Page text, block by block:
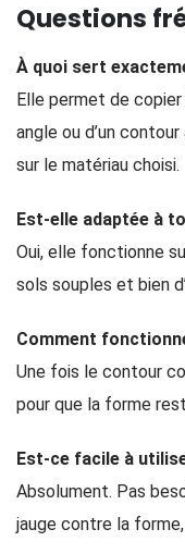
Questions
À quoi sert
Elle permet de
angle ou d’un
sur le matériau choisi.
Est-elle adaptée à
Oui, elle fonctionne
sols souples et bien
Comment
Une fois le contour
pour que la forme
Est-ce facile à
Absolument. Pas
jauge contre la